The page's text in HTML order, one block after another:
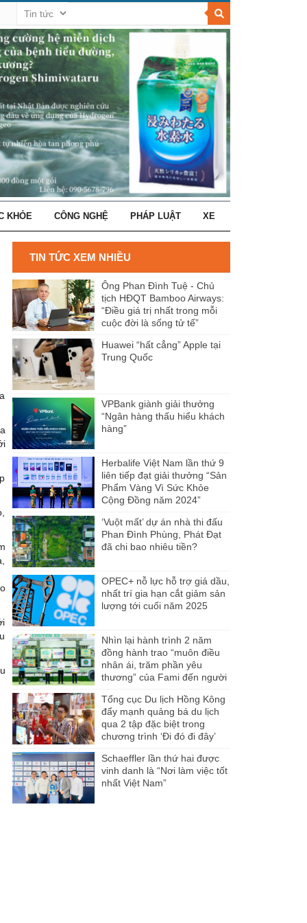
KHỎE CÔNG NGHỆ PHÁP LUẬT XE
TIN TỨC XEM NHIỀU
Ông Phan Đình Tuệ - Chủ
tịch HĐQT Bamboo Airways:
“Điều giá trị nhất trong mỗi
cuộc đời là sống tử tế”
Huawei “hất cẳng” Apple tại
Trung Quốc
VPBank giành giải thưởng
“Ngân hàng thấu hiểu khách
hàng”
Herbalife Việt Nam lần thứ 9
liên tiếp đạt giải thưởng “Sản
Phẩm Vàng Vì Sức Khỏe
Cộng Đồng năm 2024”
‘Vuột mất’ dự án nhà thi đấu
Phan Đình Phùng, Phát Đạt
đã chi bao nhiêu tiền?
OPEC+ nỗ lực hỗ trợ giá dầu,
nhất trí gia hạn cắt giảm sản
lượng tới cuối năm 2025
Nhìn lại hành trình 2 năm
đồng hành trao “muôn điều
nhân ái, trăm phần yêu
thương” của Fami đến người
Tổng cục Du lịch Hồng Kông
đẩy mạnh quảng bá du lịch
qua 2 tập đặc biệt trong
chương trình ‘Đi đó đi đây’
Schaeffler lần thứ hai được
vinh danh là “Nơi làm việc tốt
nhất Việt Nam”